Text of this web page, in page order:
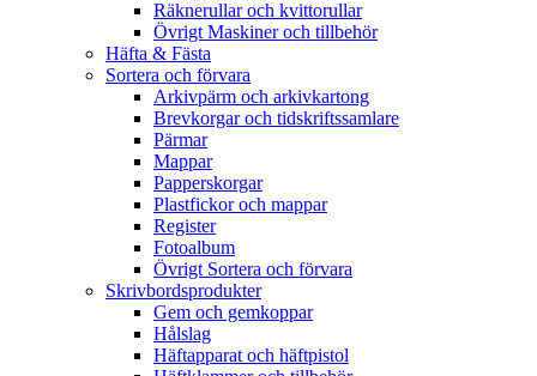
Räknerullar och kvittorullar
Övrigt Maskiner och tillbehör
Häfta & Fästa
Sortera och förvara
Arkivpärm och arkivkartong
Brevkorgar och tidskriftssamlare
Pärmar
Mappar
Papperskorgar
Plastfickor och mappar
Register
Fotoalbum
Övrigt Sortera och förvara
Skrivbordsprodukter
Gem och gemkoppar
Hålslag
Häftapparat och häftpistol